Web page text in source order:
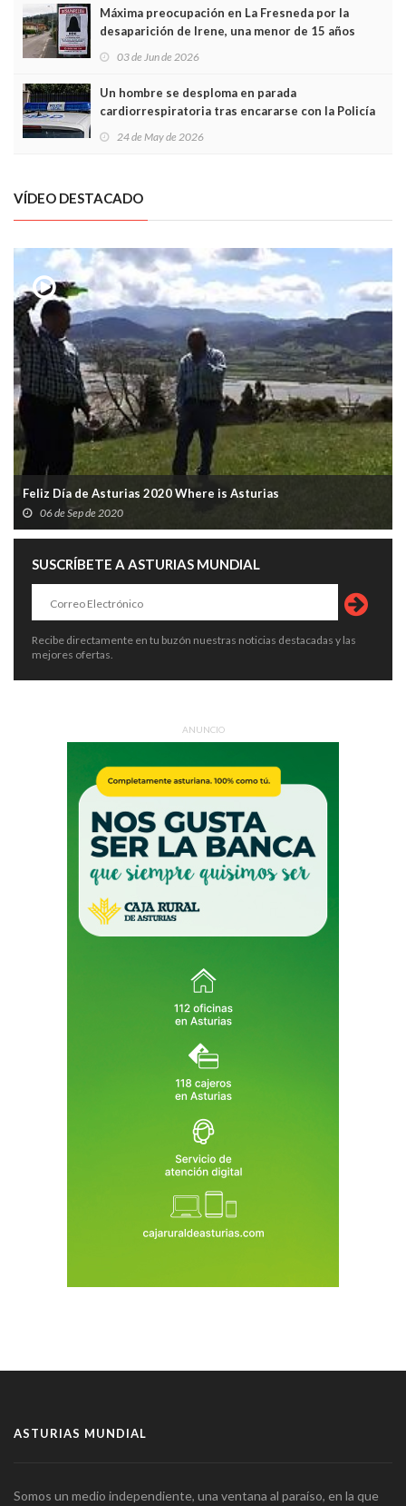
Máxima preocupación en La Fresneda por la
desaparición de Irene, una menor de 15 años
03 de Jun de 2026
Un hombre se desploma en parada
cardiorrespiratoria tras encararse con la Policía
Local en Luanco
24 de May de 2026
VÍDEO DESTACADO
Feliz Día de Asturias 2020 Where is Asturias
06 de Sep de 2020
SUSCRÍBETE A ASTURIAS MUNDIAL
Recibe directamente en tu buzón nuestras noticias destacadas y las
mejores ofertas.
ANUNCIO
ASTURIAS MUNDIAL
Somos un medio independiente, una ventana al paraíso, en la que